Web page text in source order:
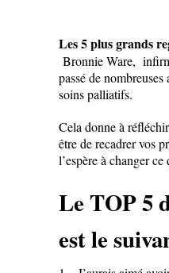
Les 5 plus grands
Bronnie Ware,
passé de
soins palliatifs.
Cela donne à
être de recadrer vos
l’espère à changer
Le TOP 5
est le